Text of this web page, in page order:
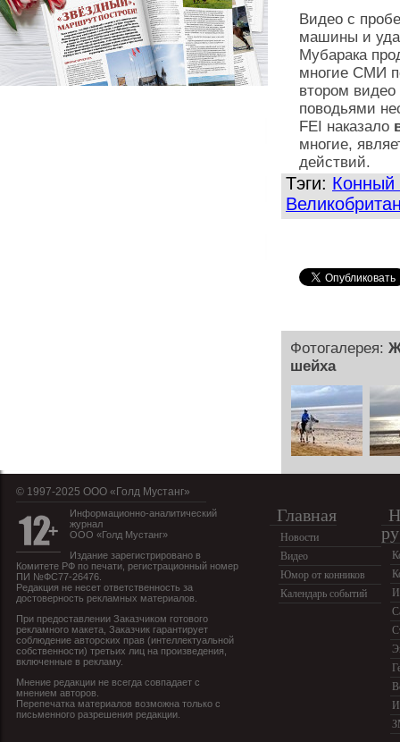
Видео с
машины и
Мубарака
многие СМИ
втором
поводьями
FEI наказало
многие,
действий.
Тэги: Конный
Фотогалерея:
шейха
© 1997-2025 OOO «Голд Мустанг»
Информационно-аналитический
журнал
ООО «Голд Мустанг»
Издание зарегистрировано в
Комитете РФ по печати, регистрационный номер
ПИ №ФС77-26476.
Редакция не несет ответственность за
достоверность рекламных материалов.
При предоставлении Заказчиком готового
рекламного макета, Заказчик гарантирует
соблюдение авторских прав (интеллектуальной
собственности) третьих лиц на произведения,
включенные в рекламу.
Мнение редакции не всегда совпадает с
мнением авторов.
Перепечатка материалов возможна только с
письменного разрешения редакции.
Главная
Новости
Видео
Юмор от конников
Календарь событий